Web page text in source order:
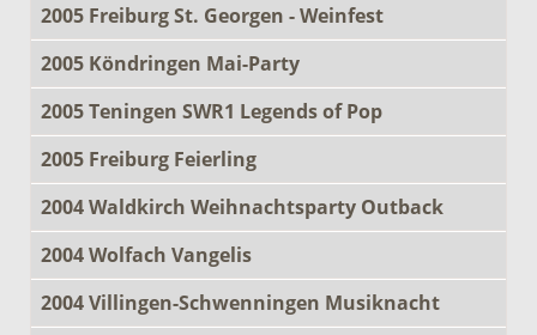
2005 Freiburg St. Georgen - Weinfest
2005 Köndringen Mai-Party
2005 Teningen SWR1 Legends of Pop
2005 Freiburg Feierling
2004 Waldkirch Weihnachtsparty Outback
2004 Wolfach Vangelis
2004 Villingen-Schwenningen Musiknacht